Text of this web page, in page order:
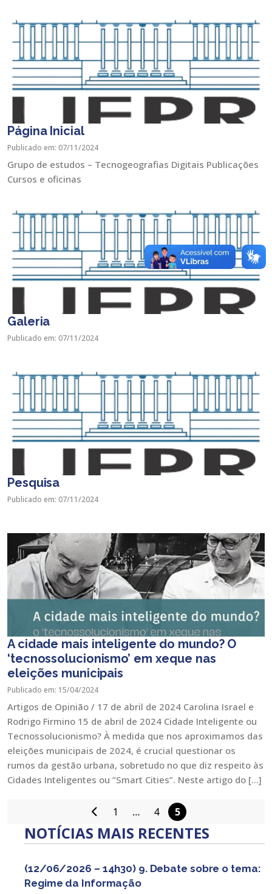
Página Inicial
Publicado em: 07/11/2024
Grupo de estudos – Tecnogeografias Digitais Publicações
Cursos e oficinas
Galeria
Publicado em: 07/11/2024
Pesquisa
Publicado em: 07/11/2024
A cidade mais inteligente do mundo? O
‘tecnossolucionismo’ em xeque nas
eleições municipais
Publicado em: 15/04/2024
Artigos de Opinião / 17 de abril de 2024 Carolina Israel e
Rodrigo Firmino 15 de abril de 2024 Cidade Inteligente ou
Tecnossolucionismo? À medida que nos aproximamos das
eleições municipais de 2024, é crucial questionar os
rumos da gestão urbana, sobretudo no que diz respeito às
Cidades Inteligentes ou “Smart Cities”. Neste artigo do […]
Paginação
de
1 … 4 5
NOTÍCIAS MAIS RECENTES
(12/06/2026 – 14h30) 9. Debate sobre o tema:
Regime da Informação